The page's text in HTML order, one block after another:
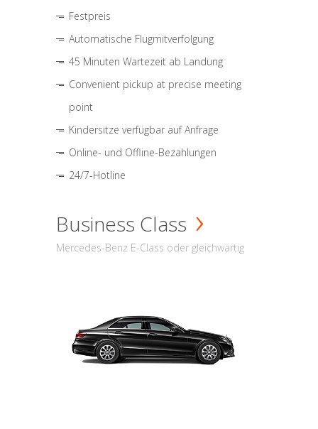
Festpreis
Automatische Flugmitverfolgung
45 Minuten Wartezeit ab Landung
Convenient pickup at precise meeting
point
Kindersitze verfügbar auf Anfrage
Online- und Offline-Bezahlungen
24/7-Hotline
Business Class
Mercedes-Benz E-Class oder gleichwärtig